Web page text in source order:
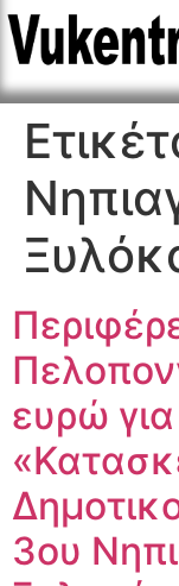
ευρώ
3ου